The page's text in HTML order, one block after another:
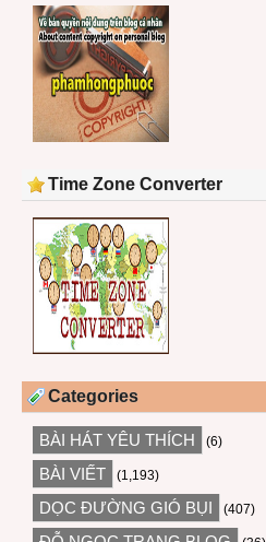
Time Zone Converter
Categories
BÀI HÁT YÊU THÍCH (6)
BÀI VIẾT (1,193)
DỌC ĐƯỜNG GIÓ BỤI (407)